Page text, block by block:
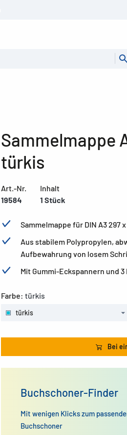
Sammelmappe
türkis
Art.-Nr.
19584
Inhalt
1 Stück
Sammelmappe für DIN A3 297
Aus stabilem Polypropylen,
Aufbewahrung von losem
Mit Gummi-Eckspannern und
Farbe: türkis
türkis
Bei
Buchschoner-Finder
Mit wenigen Klicks zum
Buchschoner